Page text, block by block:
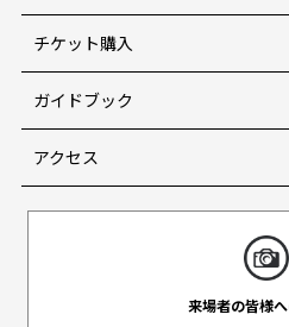
チケット購入
ガイドブック
アクセス
来場者の皆様